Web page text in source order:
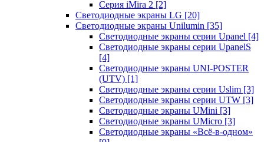
Серия iMira 2 [2]
Светодиодные экраны LG [20]
Светодиодные экраны Unilumin [35]
Светодиодные экраны серии Upanel [4]
Светодиодные экраны серии UpanelS
[4]
Светодиодные экраны UNI-POSTER
(UTV) [1]
Светодиодные экраны серии Uslim [3]
Светодиодные экраны серии UTW [3]
Светодиодные экраны UMini [3]
Светодиодные экраны UMicro [3]
Светодиодные экраны «Всё-в-одном»